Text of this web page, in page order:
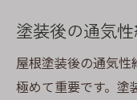
塗装後の通気
屋根塗装後の通気
極めて重要です。塗